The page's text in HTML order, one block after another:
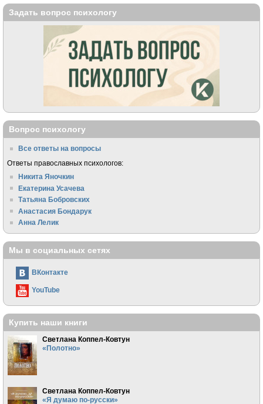
Задать вопрос психологу
Вопрос психологу
Все ответы на вопросы
Ответы православных психологов:
Никита Яночкин
Екатерина Усачева
Татьяна Бобровских
Анастасия Бондарук
Анна Лелик
Мы в социальных сетях
ВКонтакте
YouTube
Купить наши книги
Светлана Коппел-Ковтун
«Полотно»
Светлана Коппел-Ковтун
«Я думаю по-русски»